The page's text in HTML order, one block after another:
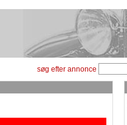
søg efter annonce